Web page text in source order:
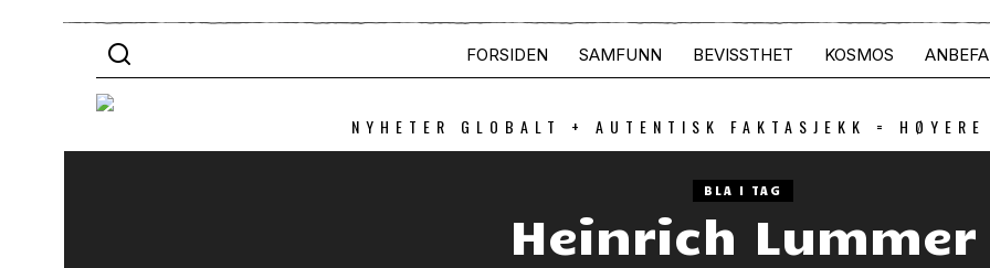
FORSIDEN SAMFUNN BEVISSTHET KOSMOS
NYHETER GLOBALT + AUTENTISK FAKTASJEKK = HØYERE
BLA I TAG
Heinrich Lummer